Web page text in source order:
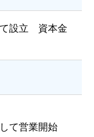
て設立 資本金
て営業開始